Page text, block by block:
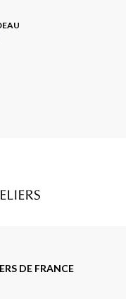
DE FRANCE